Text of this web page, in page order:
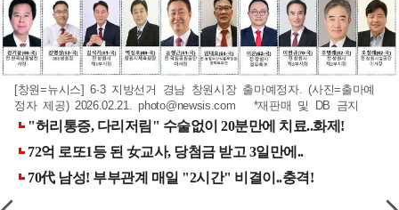
[창원=뉴시스] 6·3 지방선거 경남 창원시장 출마예정자. (사진=출마예
정자 제공) 2026.02.21.photo@newsis.com *재판매 및 DB 금지